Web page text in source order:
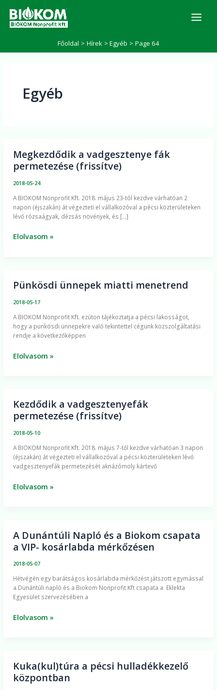
content
Főoldal Hírek Egyéb Page 64
Egyéb
Megkezdődik a vadgesztenye fák
permetezése (frissítve)
2018-05-24
A BIOKOM Nonprofit Kft. 2018. május 23-tól kezdve várhatóan 2
napon (éjszakán) át végezteti el vállalkozóval a pécsi közterületeken
lévő rózsaágyak, dézsás növények, és […]
Megkezdődik
a
permetezése
(frissítve)
Elolvasom »
Pünkösdi ünnepek miatti menetrend
2018-05-17
A BIOKOM Nonprofit Kft. ezúton tájékoztatja a pécsi lakosságot,
hogy a pünkösdi ünnepekre való tekintettel cégünk közszolgáltatási
rendje a következőképpen
Pünkösdi
menetrend
Elolvasom »
Kezdődik a vadgesztenyefák
permetezése (frissítve)
2018-05-10
A BIOKOM Nonprofit Kft. 2018. május 7-től kezdve várhatóan 3 napon
(éjszakán) át végezteti el vállalkozóval a pécsi közterületeken lévő
vadgesztenyefák permetezését aknázómoly kártevő
Kezdődik
a
(frissítve)
Elolvasom »
A Dunántúli Napló és a Biokom csapata
a VIP- kosárlabda mérkőzésen
2018-05-07
Hétvégén egy barátságos kosárlabda mérkőzést játszott egymással
a Dunántúli napló és a Biokom Nonprofit Kft csapata a Eklekta
Egyesület szervezésében a
A
Dunántúli
a
Biokom
a
Elolvasom »
Kuka(kul)túra a pécsi hulladékkezelő
központban
Kuka(kul)túra
a
e
r
é